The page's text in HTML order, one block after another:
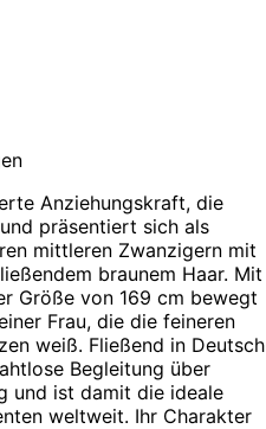
Anziehungskraft, die
präsentiert sich als
mittleren Zwanzigern mit
braunem Haar. Mit
Größe von 169 cm bewegt
Frau, die die feineren
weiß. Fließend in Deutsch
Begleitung über
und ist damit die ideale
weltweit. Ihr Charakter